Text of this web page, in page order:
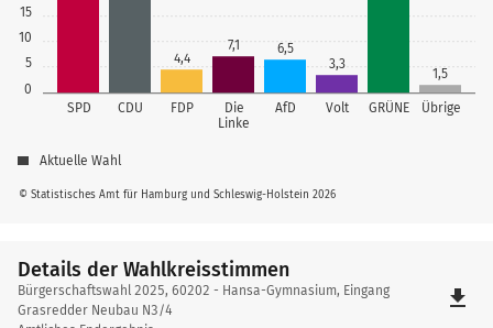
0
5
10
15
SPD CDU FDP
Die
Linke
AfD Volt GRÜNE Übrige
4,4
7,1
6,5
3,3
1,5
© Statistisches Amt für Hamburg und Schleswig-Holstein 2026
Aktuelle Wahl
Details der Wahlkreisstimmen
Details
der
Bürgerschaftswahl 2025, 60202 - Hansa-Gymnasium, Eingang
Grasredder Neubau N3/4
file_download